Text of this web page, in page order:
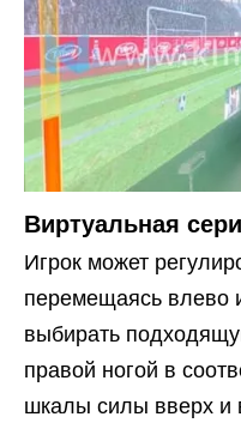
Виртуальная
Игрок может
перемещаясь влево
выбирать
правой ногой в
шкалы силы вверх и